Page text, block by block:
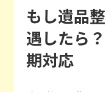
もし遺品
遇したら
期対応